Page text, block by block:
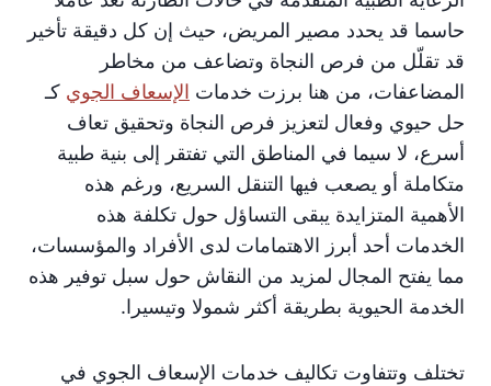
حاسما قد يحدد مصير المريض، حيث إن كل دقيقة تأخير
قد تقلّل من فرص النجاة وتضاعف من مخاطر
المضاعفات، من هنا برزت خدمات الإسعاف الجوي كـ
حل حيوي وفعال لتعزيز فرص النجاة وتحقيق تعاف
أسرع، لا سيما في المناطق التي تفتقر إلى بنية طبية
متكاملة أو يصعب فيها التنقل السريع، ورغم هذه
الأهمية المتزايدة يبقى التساؤل حول تكلفة هذه
الخدمات أحد أبرز الاهتمامات لدى الأفراد والمؤسسات،
مما يفتح المجال لمزيد من النقاش حول سبل توفير هذه
الخدمة الحيوية بطريقة أكثر شمولا وتيسيرا.
تختلف وتتفاوت تكاليف خدمات الإسعاف الجوي في